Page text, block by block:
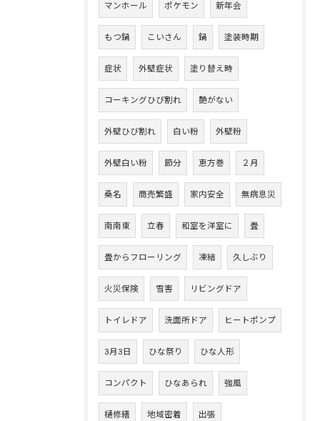
マンホール ポケモン 新年会
もつ鍋 こいさん 鍋 塗装時期
症状 外壁症状 塗り替え時
コーキングひび割れ 艶がない
外壁ひび割れ 白い粉 外壁粉
外壁白い粉 節分 恵方巻 ２月
桑名 商売繁盛 家内安全 無病息災
南南東 立春 和室を洋室に 畳
畳からフローリング 凍結 久しぶり
火災保険 雪害 リビングドア
トイレドア 洗面所ドア ヒートポンプ
3月3日 ひな祭り ひな人形
コンパクト ひなあられ 強風
樋修繕 地域密着 出張